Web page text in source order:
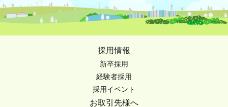
採用情報
新卒採用
経験者採用
採用イベント
お取引先様へ